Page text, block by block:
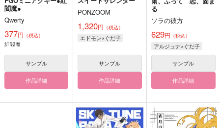
閻魔●
Qwerty
377円 （税込）
紅閻魔
サンプル
作品詳細
PONZOOM
1,320円 （税込）
エドモン×ぐだ子
サンプル
作品詳細
る
ソラの彼方
629円 （税込）
アルジュナ×ぐだ子
サンプル
作品詳細